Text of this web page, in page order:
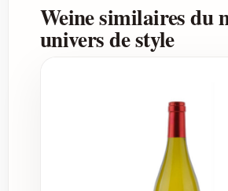
Charakter und
Frische
Äpfel, florale Anklänge
mineralische Note
Weine similaires du
univers de style